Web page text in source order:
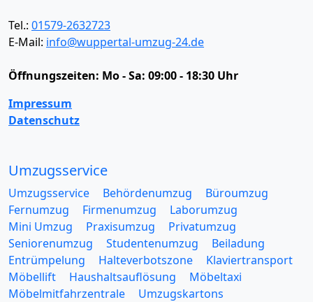
Tel.: 01579-2632723
E-Mail: info@wuppertal-umzug-24.de
Öffnungszeiten: Mo - Sa: 09:00 - 18:30 Uhr
Impressum
Datenschutz
Umzugsservice
Umzugsservice Behördenumzug
Büroumzug
Fernumzug
Firmenumzug
Laborumzug
Mini Umzug
Praxisumzug
Privatumzug
Seniorenumzug
Studentenumzug
Beiladung
Entrümpelung
Halteverbotszone
Klaviertransport
Möbellift
Haushaltsauflösung
Möbeltaxi
Möbelmitfahrzentrale
Umzugskartons